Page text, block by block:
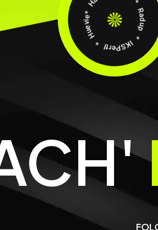
*
Haidholz Radup
*
IKSPertl *
Huevie